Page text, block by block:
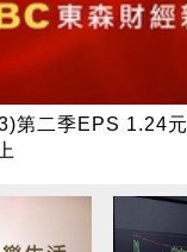
第二季EPS 1.24元